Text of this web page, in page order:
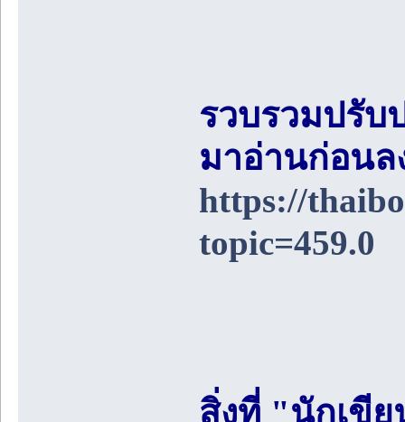
รวบรวมปรับ
มาอ่านก่อน
https://
topic=459.0
สิ่งที่ "นักเขี